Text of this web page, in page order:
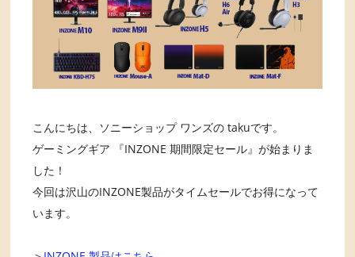
こんにちは、ソニーショップ ワンズの takuです。
ゲーミングギア 『INZONE 期間限定セール』が始まりま
した！
今回は沢山のINZONE製品がタイムセールでお得になって
います。